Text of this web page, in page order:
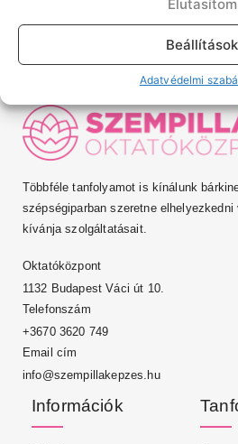
Elutasítom
Beállítások
Adatvédelmi
Többféle tanfolyamot is kínálunk
szépségiparban szeretne
kívánja szolgáltatásait.
Oktatóközpont
1132 Budapest Váci út 10.
Telefonszám
+3670 3620 749
Email cím
info@szempillakepzes.hu
Információk